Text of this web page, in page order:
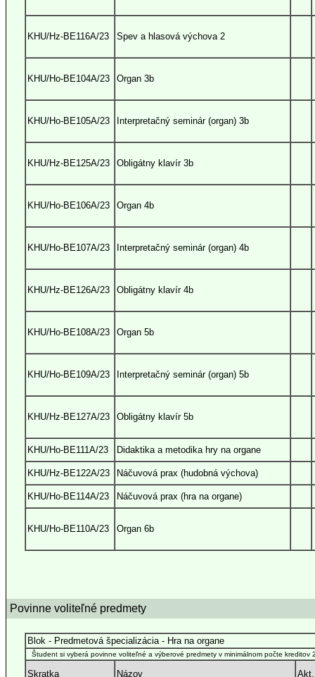
KHU/Hz-BE116A/23 Spev a hlasová výchova 2
KHU/Ho-BE104A/23 Organ 3b
KHU/Ho-BE105A/23 Interpretačný seminár (organ) 3b
KHU/Hz-BE125A/23 Obligátny klavír 3b
KHU/Ho-BE106A/23 Organ 4b
KHU/Ho-BE107A/23 Interpretačný seminár (organ) 4b
KHU/Hz-BE126A/23 Obligátny klavír 4b
KHU/Ho-BE108A/23 Organ 5b
KHU/Ho-BE109A/23 Interpretačný seminár (organ) 5b
KHU/Hz-BE127A/23 Obligátny klavír 5b
KHU/Ho-BE111A/23 Didaktika a metodika hry na organe
KHU/Hz-BE122A/23 Náčuvová prax (hudobná výchova)
KHU/Ho-BE114A/23 Náčuvová prax (hra na organe)
KHU/Ho-BE110A/23 Organ 6b
Povinne voliteľné predmety
Blok - Predmetová špecializácia - Hra na organe
Študent si vyberá povinne voliteľné a výberové predmety v minimálnom počte
Skratka Názov Akt.